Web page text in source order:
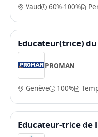
Vaud 60%-100%
Educateur(trice)
PROMAN
Genève 100%
Educateur-trice de